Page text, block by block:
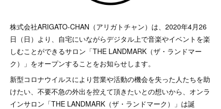
株式会社ARIGATO-CHAN（アリガトチャン）は、2020年4月26
日（日）より、自宅にいながらデジタル上で音楽やイベントを楽
しむことができるサロン「THE LANDMARK（ザ・ランドマー
ク）」をオープンすることをお知らせします。
新型コロナウイルスにより営業や活動の機会を失った人たちを助
けたい、不要不急の外出を控えて頂きたいとの想いから、オンラ
インサロン「THE LANDMARK（ザ・ランドマーク）」は誕